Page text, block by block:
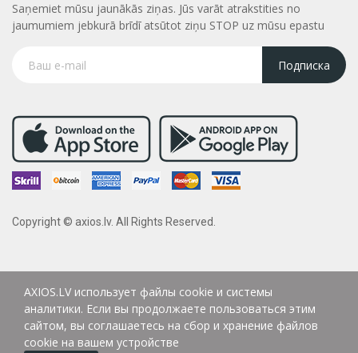
Saņemiet mūsu jaunākās ziņas. Jūs varāt atrakstities no
jaumumiem jebkurā brīdī atsūtot ziņu STOP uz mūsu epastu
Подписка
Copyright © axios.lv. All Rights Reserved.
AXIOS.LV использует файлы cookie и системы
аналитики. Если вы продолжаете пользоваться этим
сайтом, вы соглашаетесь на сбор и хранение файлов
cookie на вашем устройстве